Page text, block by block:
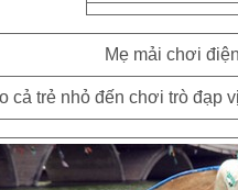
cả trẻ nhỏ đến chơi trò đạp